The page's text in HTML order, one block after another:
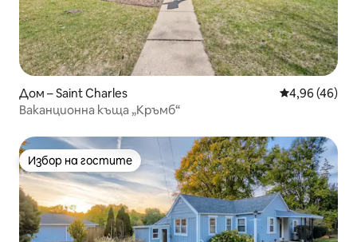
Дом – Saint Charles Средна
4,96 (46)
Ваканционна къща „Кръмб“
Избор на гостите
Избор на гостите